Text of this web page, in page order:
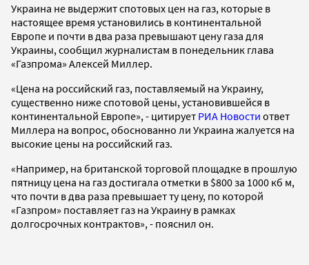
Украина не выдержит спотовых цен на газ, которые в
настоящее время установились в континентальной
Европе и почти в два раза превышают цену газа для
Украины, сообщил журналистам в понедельник глава
«Газпрома» Алексей Миллер.
«Цена на российский газ, поставляемый на Украину,
существенно ниже спотовой цены, установившейся в
континентальной Европе», - цитирует РИА Новости ответ
Миллера на вопрос, обоснованно ли Украина жалуется на
высокие цены на российский газ.
«Например, на британской торговой площадке в прошлую
пятницу цена на газ достигала отметки в $800 за 1000 кб м,
что почти в два раза превышает ту цену, по которой
«Газпром» поставляет газ на Украину в рамках
долгосрочных контрактов», - пояснил он.